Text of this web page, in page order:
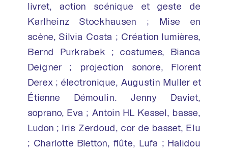
livret, action scénique et geste de
Karlheinz Stockhausen ; Mise en
scène, Silvia Costa ; Création lumières,
Bernd Purkrabek ; costumes, Bianca
Deigner ; projection sonore, Florent
Derex ; électronique, Augustin Muller et
Étienne Démoulin. Jenny Daviet,
soprano, Eva ; Antoin HL Kessel, basse,
Ludon ; Iris Zerdoud, cor de basset, Elu
; Charlotte Bletton, flûte, Lufa ; Halidou